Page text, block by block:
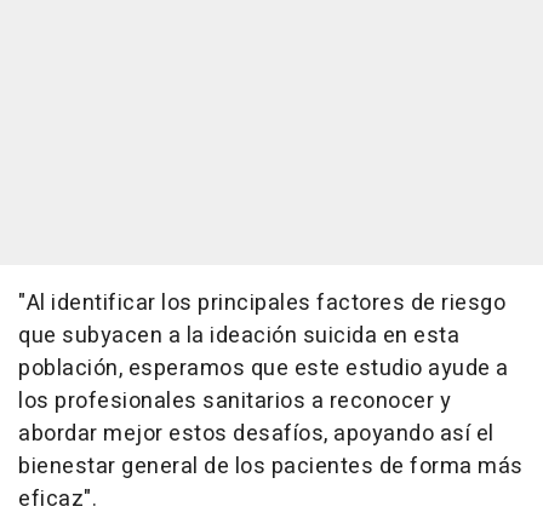
"Al identificar los principales factores de riesgo
que subyacen a la ideación suicida en esta
población, esperamos que este estudio ayude a
los profesionales sanitarios a reconocer y
abordar mejor estos desafíos, apoyando así el
bienestar general de los pacientes de forma más
eficaz".